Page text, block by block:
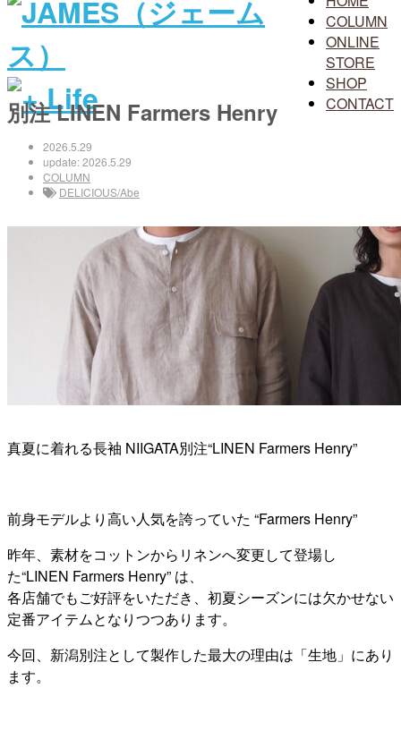
COLUMN
ONLINE
STORE
SHOP
CONTACT
別注 LINEN Farmers Henry
2026.5.29
update: 2026.5.29
COLUMN
DELICIOUS/Abe
真夏に着れる長袖 NIIGATA別注“LINEN Farmers Henry”
前身モデルより高い人気を誇っていた “Farmers Henry”
昨年、素材をコットンからリネンへ変更して登場し
た“LINEN Farmers Henry” は、
各店舗でもご好評をいただき、初夏シーズンには欠かせない
定番アイテムとなりつつあります。
今回、新潟別注として製作した最大の理由は「生地」にあり
ます。